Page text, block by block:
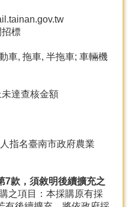
標
車, 拖車, 半拖車; 車輛機
達查核金額
指名臺南市政府農業
7款，須敘明後續擴充之
之項目：本採購原有採